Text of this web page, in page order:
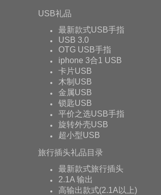
USB礼品
最新款式USB手指
USB 3.0
OTG USB手指
iphone 3合1 USB
卡片USB
木制USB
金属USB
锁匙USB
平价之选USB手指
旋转外壳USB
超小型USB
旅行插头礼品目录
最新款式旅行插头
2.1A 输出
高输出款式(2.1A以上)